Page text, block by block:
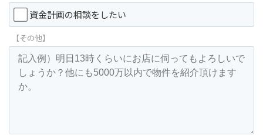
資金計画の相談をしたい
【その他】